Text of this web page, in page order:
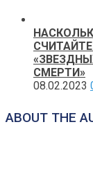
СМЕРТИ»
08.02.2023
ABOUT THE